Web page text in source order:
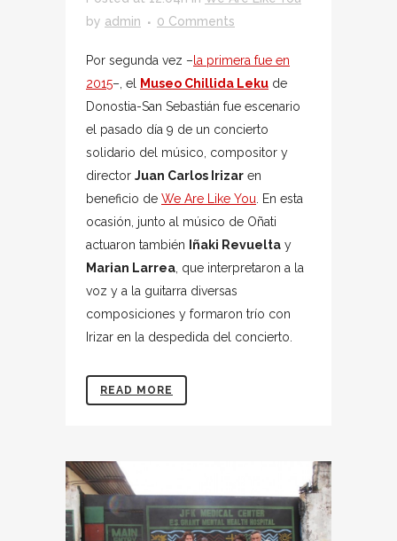
by admin 0 Comments
Por segunda vez –la primera fue en
2015–, el Museo Chillida Leku de
Donostia-San Sebastián fue escenario
el pasado día 9 de un concierto
solidario del músico, compositor y
director Juan Carlos Irizar en
beneficio de We Are Like You. En esta
ocasión, junto al músico de Oñati
actuaron también
Iñaki Revuelta y
Marian Larrea, que interpretaron a la
voz y a la guitarra diversas
composiciones y formaron trío con
Irizar en la despedida del concierto.
READ MORE